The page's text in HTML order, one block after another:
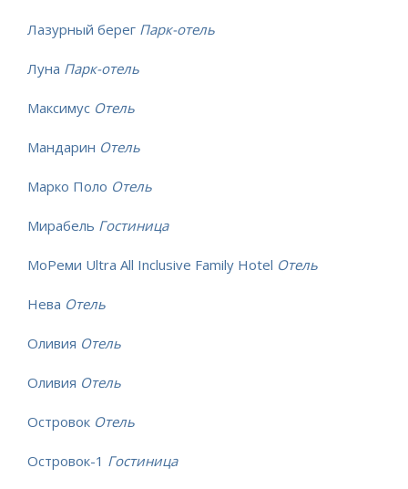
Лазурный берег Парк-отель
Луна Парк-отель
Максимус Отель
Мандарин Отель
Марко Поло Отель
Мирабель Гостиница
МоРеми Ultra All Inclusive Family Hotel Отель
Нева Отель
Оливия Отель
Оливия Отель
Островок Отель
Островок-1 Гостиница